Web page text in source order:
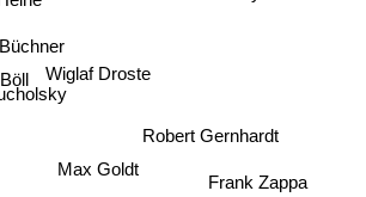
Max Goldt
Wiglaf Droste
Robert Gernhardt
Frank Zappa